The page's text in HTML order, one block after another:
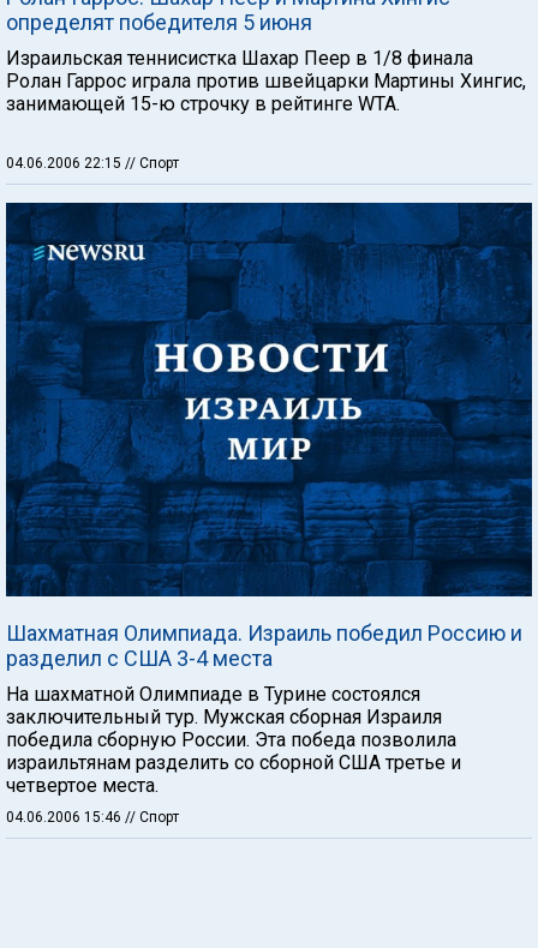
определят победителя 5 июня
Израильская теннисистка Шахар Пеер в 1/8 финала
Ролан Гаррос играла против швейцарки Мартины Хингис,
занимающей 15-ю строчку в рейтинге WTA.
04.06.2006 22:15 // Спорт
Шахматная Олимпиада. Израиль победил Россию и
разделил с США 3-4 места
На шахматной Олимпиаде в Турине состоялся
заключительный тур. Мужская сборная Израиля
победила сборную России. Эта победа позволила
израильтянам разделить со сборной США третье и
четвертое места.
04.06.2006 15:46 // Спорт